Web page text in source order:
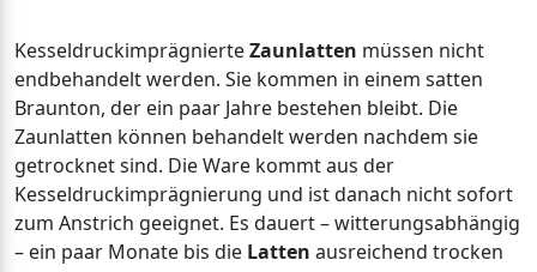
KesseldruckimprägnierteZaunlatten müssen nicht
endbehandelt werden. Sie kommen in einem satten
Braunton, der ein paar Jahre bestehen bleibt. Die
Zaunlatten können behandelt werden nachdem sie
getrocknet sind. Die Ware kommt aus der
Kesseldruckimprägnierung und ist danach nicht sofort
zum Anstrich geeignet. Es dauert – witterungsabhängig
– ein paar Monate bis die Latten ausreichend trocken